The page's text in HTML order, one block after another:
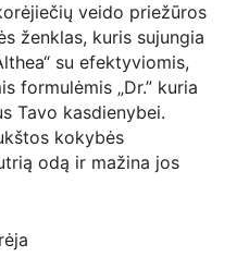
veido priežūros
ženklas, kuris sujungia
su efektyviomis,
formulėmis „Dr.” kuria
Tavo kasdienybei.
kokybės
odą ir mažina jos